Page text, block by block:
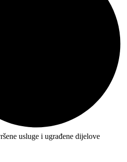
usluge i ugrađene dijelove